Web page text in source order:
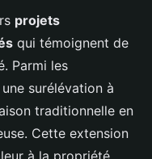
projets
qui témoignent de
Parmi les
surélévation à
traditionnelle en
Cette extension